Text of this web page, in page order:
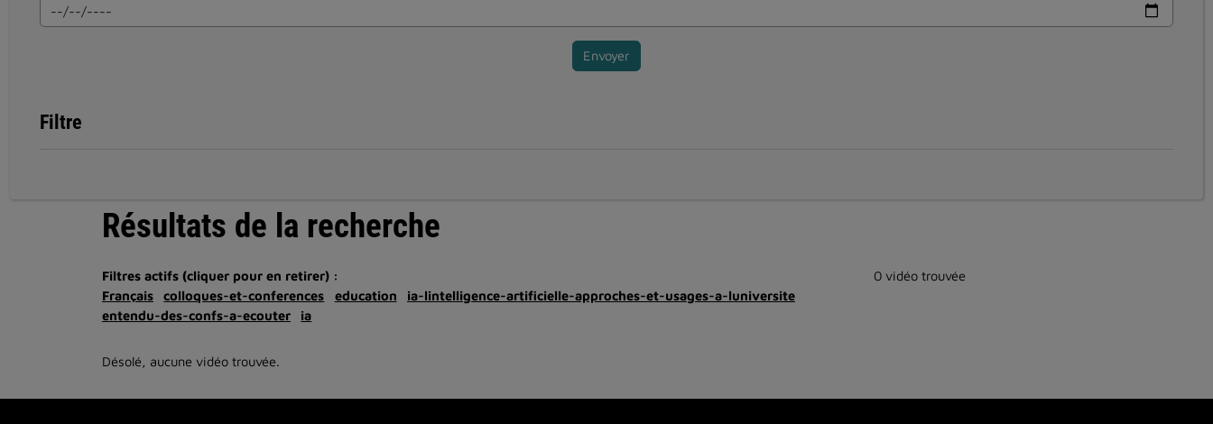
Envoyer
Filtre
Résultats de la recherche
Filtres actifs (cliquer pour en retirer) :
Français
colloques-et-conferences education
ia-lintelligence-artificielle-approches-et-usages-a-luniversite
entendu-des-confs-a-ecouter
ia
0 vidéo trouvée
Désolé, aucune vidéo trouvée.